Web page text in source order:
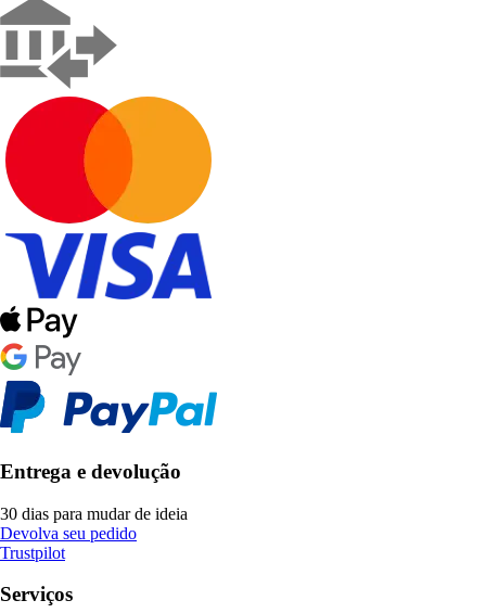
Entrega e devolução
30 dias para mudar de ideia
Devolva seu pedido
Trustpilot
Serviços